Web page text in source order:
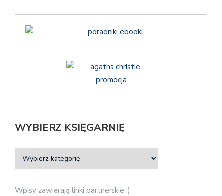
WYBIERZ KSIĘGARNIĘ
Wpisy zawierają linki partnerskie :)